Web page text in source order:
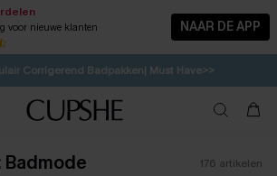
voor nieuwe klanten NAAR DE APP
KANS | Tot 50% korting>>
Corrigerend Badpakken| Must Have>>
je & ontvang tot 15% korting>>
3, krijg 15% korting | CODE: SW15
Badmode 176 artikelen